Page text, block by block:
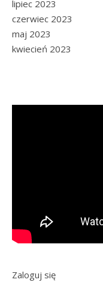
lipiec 2023
czerwiec 2023
maj 2023
kwiecień 2023
Zaloguj się